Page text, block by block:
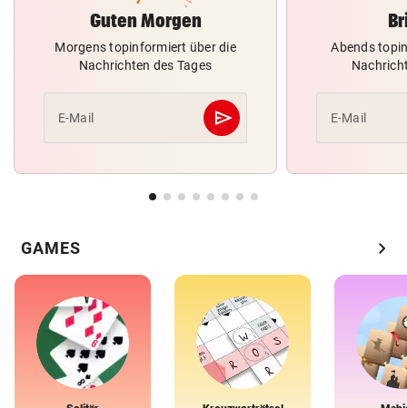
Guten Morgen
Morgens topinformiert über die
Nachrichten des Tages
E-Mail send
Abschicken
Abends
E-Mail
GAMES chevron_right